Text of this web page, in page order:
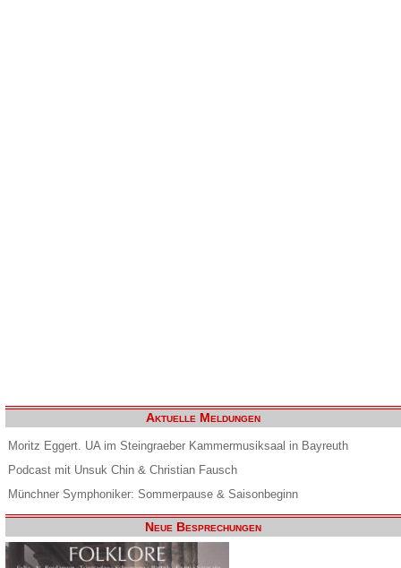
Aktuelle Meldungen
Moritz Eggert. UA im Steingraeber Kammermusiksaal in Bayreuth
Podcast mit Unsuk Chin & Christian Fausch
Münchner Symphoniker: Sommerpause & Saisonbeginn
Neue Besprechungen